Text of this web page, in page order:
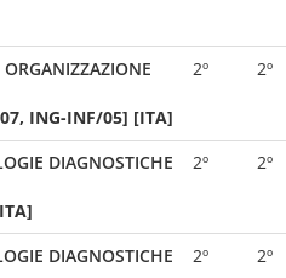
ORGANIZZAZIONE
07, ING-INF/05] [ITA]
2º 2º
DIAGNOSTICHE
2º 2º
DIAGNOSTICHE
2º 2º